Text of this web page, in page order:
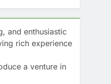
and enthusiastic
rich experience
a venture in